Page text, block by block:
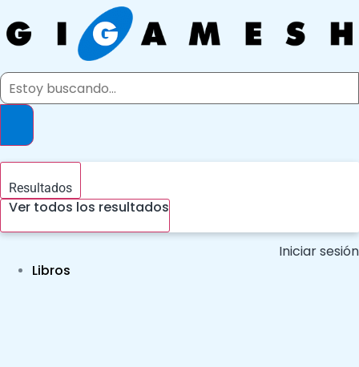
al
contenido
Search
Resultados
Ver todos los resultados
Iniciar sesión
Libros